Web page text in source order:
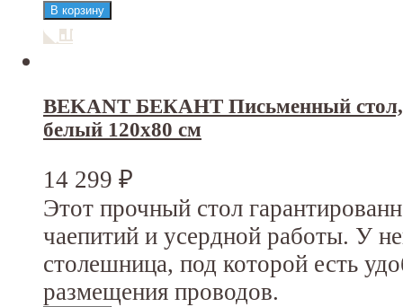
BEKANT БЕКАНТ Письменный
белый 120x80 см
14 299 ₽
Этот прочный стол
чаепитий и усердной работы. У
столешница, под которой есть
размещения проводов.